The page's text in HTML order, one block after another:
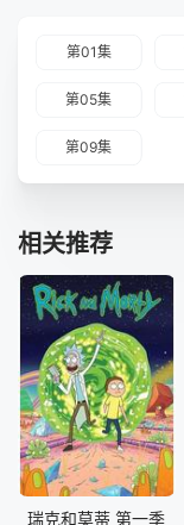
第01集
第05集
第09集
相关推荐
瑞克和莫蒂 第一季